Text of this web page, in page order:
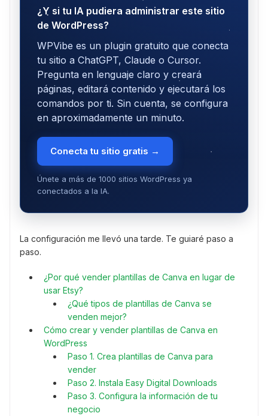
¿Y si tu IA pudiera administrar este sitio
de WordPress?
WPVibe es un plugin gratuito que conecta
tu sitio a ChatGPT, Claude o Cursor.
Pregunta en lenguaje claro y creará
páginas, editará contenido y ejecutará los
comandos por ti. Sin cuenta, se configura
en aproximadamente un minuto.
Conecta tu sitio gratis →
Únete a más de 1000 sitios WordPress ya
conectados a la IA.
La configuración me llevó una tarde. Te guiaré paso a
paso.
¿Por qué vender plantillas de Canva en lugar de
usar Etsy?
¿Qué tipos de plantillas de Canva se
venden mejor?
Cómo crear y vender plantillas de Canva en
WordPress
Paso 1. Crea plantillas de Canva para
vender
Paso 2. Instala Easy Digital Downloads
Paso 3. Configura la información de tu
negocio